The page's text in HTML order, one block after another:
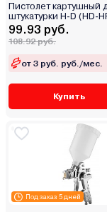
Пистолет картушный
штукатурки H-D (HD-
99.93 руб.
108.92 руб.
от 3 руб. руб./мес.
Купить
Под заказ 5 дней